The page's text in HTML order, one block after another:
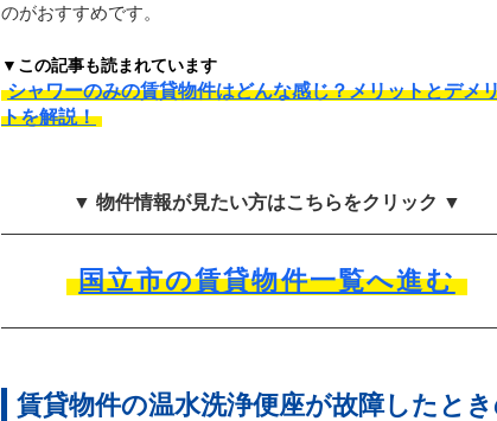
のがおすすめです。
▼この記事も読まれています
シャワーのみの賃貸物件はどんな感じ？メリットとデメ
トを解説！
▼ 物件情報が見たい方はこちらをクリック ▼
国立市の賃貸物件一覧へ進む
賃貸物件の温水洗浄便座が故障したと